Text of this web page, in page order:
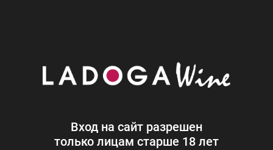
Вход на сайт разрешен
только лицам старше 18 лет
Фоулерс Сливочный на
Фоулерс Сливочный на основе